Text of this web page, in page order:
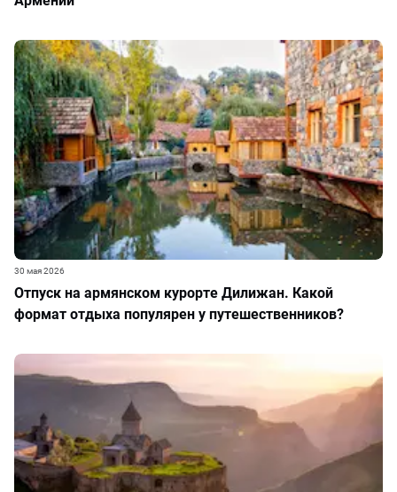
Отпуск на армянском курорте Дилижан. Какой
формат отдыха популярен у путешественников?
30 мая 2026